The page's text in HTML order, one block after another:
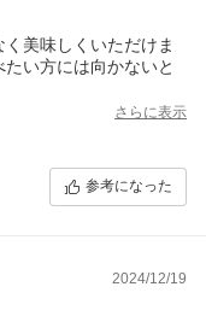
美味しくいただけま
い方には向かないと
さらに表示
参考になった
2024/12/19